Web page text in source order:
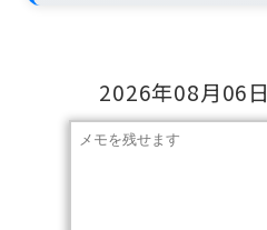
2026年08月06日